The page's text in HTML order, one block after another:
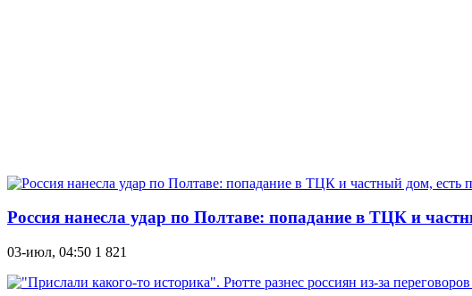
Россия нанесла удар по Полтаве: попадание в ТЦК и
03-июл, 04:50 1 821